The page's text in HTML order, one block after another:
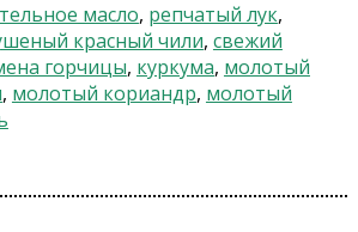
масло, репчатый лук,
красный чили, свежий
горчицы, куркума, молотый
, молотый кориандр, молотый